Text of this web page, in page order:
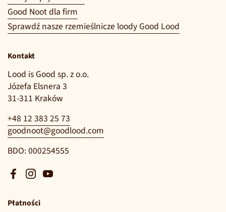
Good Noot dla firm
Sprawdź nasze rzemieślnicze loody Good Lood
Kontakt
Lood is Good sp. z o.o.
Józefa Elsnera 3
31-311 Kraków
+48 12 383 25 73
goodnoot@goodlood.com
BDO: 000254555
Facebook
Instagram
YouTube
Płatności